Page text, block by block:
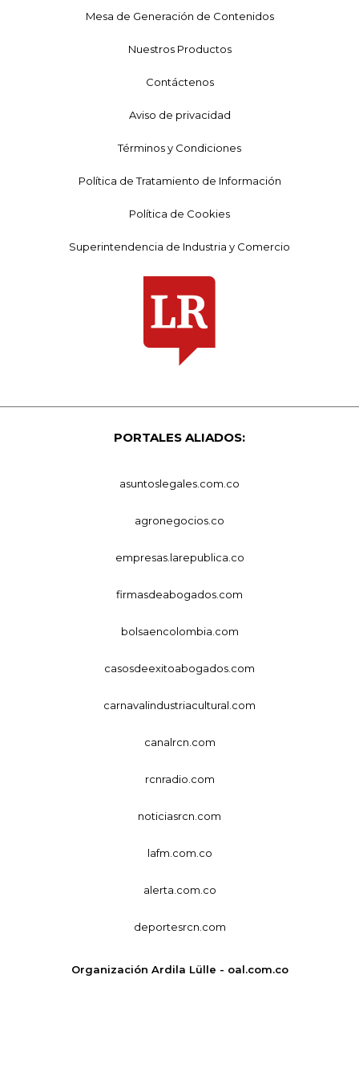
Mesa de Generación de Contenidos
Nuestros Productos
Contáctenos
Aviso de privacidad
Términos y Condiciones
Política de Tratamiento de Información
Política de Cookies
Superintendencia de Industria y Comercio
PORTALES ALIADOS:
asuntoslegales.com.co
agronegocios.co
empresas.larepublica.co
firmasdeabogados.com
bolsaencolombia.com
casosdeexitoabogados.com
carnavalindustriacultural.com
canalrcn.com
rcnradio.com
noticiasrcn.com
lafm.com.co
alerta.com.co
deportesrcn.com
Organización Ardila Lülle - oal.com.co